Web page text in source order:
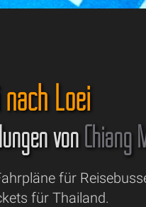
Loei
vonChiang
für
für Thailand.